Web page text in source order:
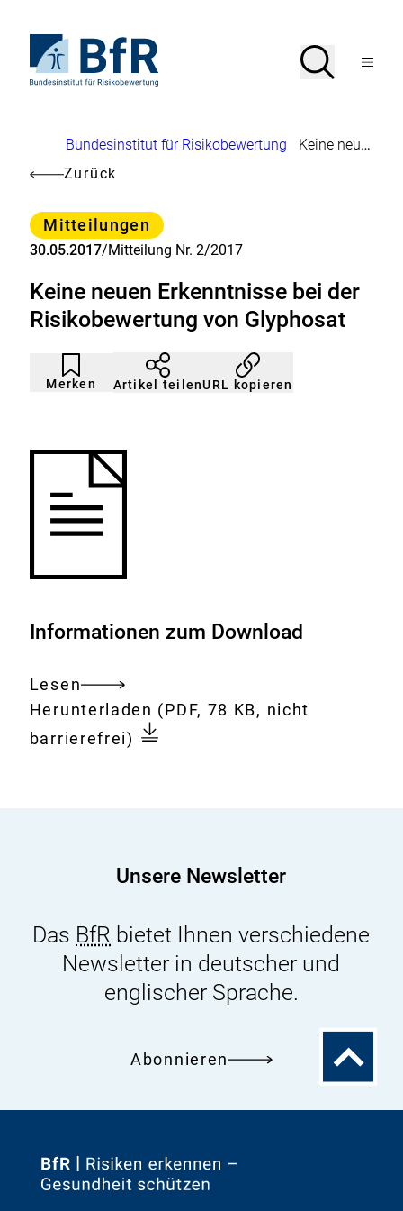
Seiteninhalt
springenStartseite
von
Suche
SucheMenü
Brotkrumennavigation
Bundesinstitut für Risikobewertung
Keine neuen Erkenntnisse bei der Risikobewertung von Glyphosat
Zurück
Kategorie
Mitteilungen
30.05.2017/Mitteilung Nr. 2/2017
Keine neuen Erkenntnisse bei der
Risikobewertung von Glyphosat
Merken
Artikel
nicht
gemerkt
Durch
Klicken
der
Artikel teilenURL kopieren
Informationen zum Download
Lesen
Gesamtes
Dokument
Download:
Herunterladen Keine
neuen
Glyphosat
(PDF, 78 KB, nicht
barrierefrei)
Unsere Newsletter
Das BfR bietet Ihnen verschiedene
Newsletter in deutscher und
englischer Sprache.
Abonnieren
Zum
Zur